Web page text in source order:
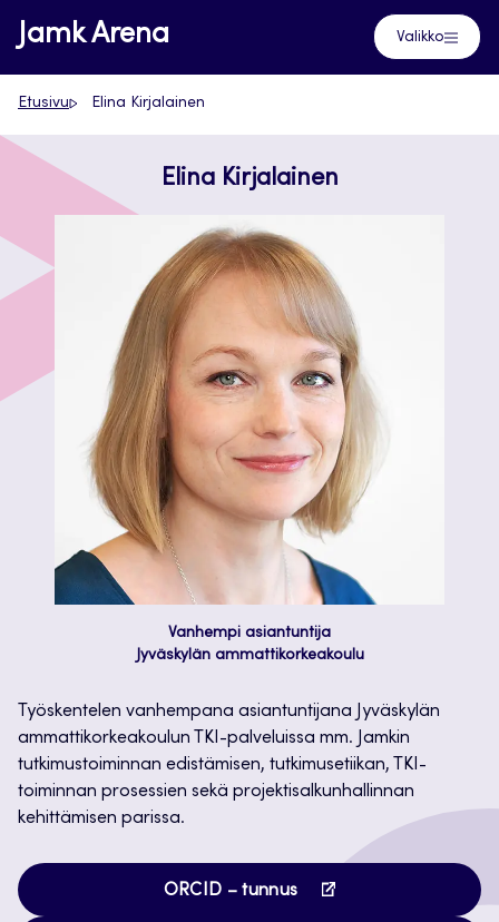
Siirry
suoraan
sisältöön
Jamk Arena Valikko
Etusivu Elina Kirjalainen
Elina Kirjalainen
Vanhempi asiantuntija
Jyväskylän ammattikorkeakoulu
Työskentelen vanhempana asiantuntijana Jyväskylän
ammattikorkeakoulun TKI-palveluissa mm. Jamkin
tutkimustoiminnan edistämisen, tutkimusetiikan, TKI-
toiminnan prosessien sekä projektisalkunhallinnan
kehittämisen parissa.
ORCID – tunnus
Avautuu